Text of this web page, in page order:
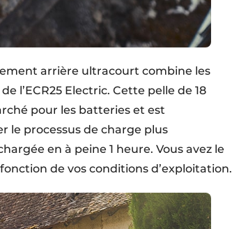
arrière ultracourt combine les
l’ECR25 Electric. Cette pelle de 18
pour les batteries et est
le processus de charge plus
en à peine 1 heure. Vous avez le
de vos conditions d’exploitation.